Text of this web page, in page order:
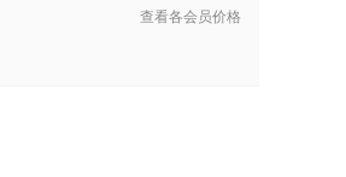
查看各会员价格